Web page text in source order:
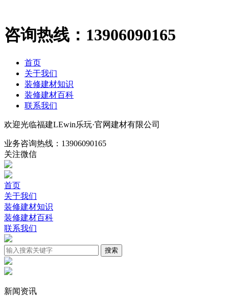
咨询热线： 13906090165
首页
关于我们
装修建材知识
装修建材百科
联系我们
欢迎光临福建LEwin乐玩·官网建材有限公司
业务咨询热线： 13906090165
关注微信
首页
关于我们
装修建材知识
装修建材百科
联系我们
新闻资讯